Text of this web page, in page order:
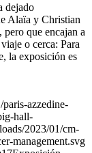
dejado
Alaïa y Christian
que encajan a
o cerca: Para
la exposición es
azzedine-
hall-
2023/01/cm-
management.svg